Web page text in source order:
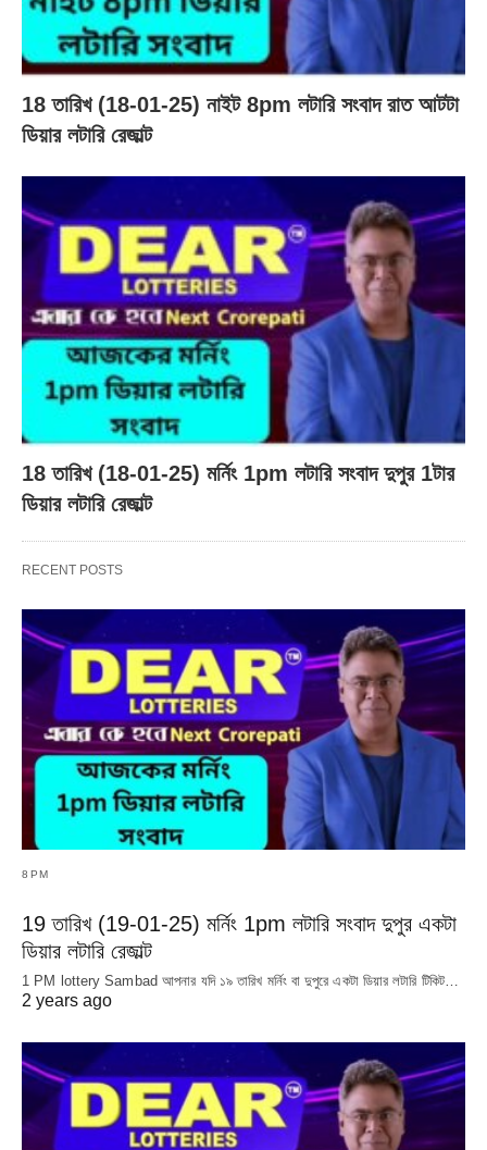
18 তারিখ (18-01-25) নাইট 8pm লটারি সংবাদ রাত আটটা
ডিয়ার লটারি রেজাল্ট
18 তারিখ (18-01-25) মর্নিং 1pm লটারি সংবাদ দুপুর 1টার
ডিয়ার লটারি রেজাল্ট
RECENT POSTS
8PM
19 তারিখ (19-01-25) মর্নিং 1pm লটারি সংবাদ দুপুর একটা
ডিয়ার লটারি রেজাল্ট
1 PM lottery Sambad আপনার যদি ১৯ তারিখ মর্নিং বা দুপুরে একটা ডিয়ার লটারি টিকিট…
2 years ago